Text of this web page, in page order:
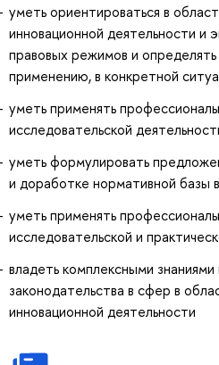
уметь ориентироваться в
инновационной деятельности и
правовых режимов и
применению, в конкретной
уметь применять
исследовательской
уметь формулировать
и доработке нормативной базы
уметь применять
исследовательской и
владеть комплексными
законодательства в сфер в
инновационной деятельности